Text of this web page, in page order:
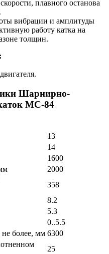
плавного останова
вибрации и амплитуды
работу катка на
толщин.
Шарнирно-
МС-84
13
14
1600
2000
358
8.2
5.3
0..5.5
более, мм 6300
25